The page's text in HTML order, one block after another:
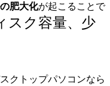
肥大化が起こることで
スク容量、少
クトップパソコンなら